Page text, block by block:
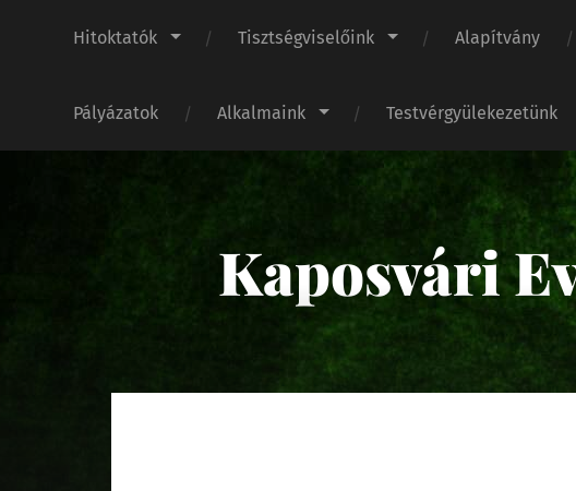
Hitoktatók Tisztségviselőink Alapítvány
Pályázatok Alkalmaink Testvérgyülekezetünk
Kaposvári